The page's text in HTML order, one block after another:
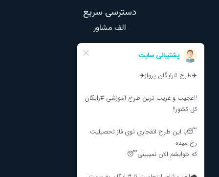
دسترسی سریع
الف مشاور
درباره ما
مشاوره انتخاب رشته